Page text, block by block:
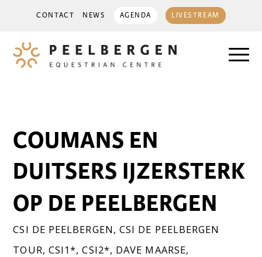
CONTACT NEWS AGENDA LIVESTREAM
COUMANS EN
DUITSERS IJZERSTERK
OP DE PEELBERGEN
CSI DE PEELBERGEN, CSI DE PEELBERGEN
TOUR, CSI1*,CSI2*, DAVE MAARSE,